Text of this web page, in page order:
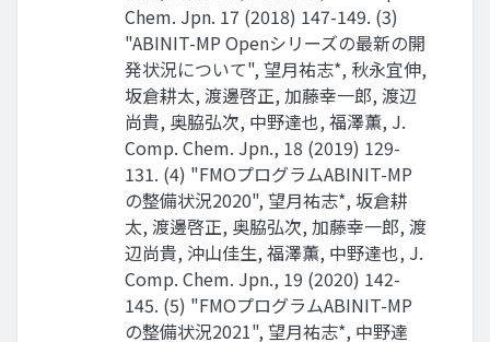
Chem. Jpn. 17 (2018) 147-149. (3)
"ABINIT-MP Openシリーズの最新の開
発状況について", 望月祐志*, 秋永宜伸,
坂倉耕太, 渡邊啓正, 加藤幸一郎, 渡辺
尚貴, 奥脇弘次, 中野達也, 福澤薫, J.
Comp. Chem. Jpn., 18 (2019) 129-
131. (4) "FMOプログラムABINIT-MP
の整備状況2020", 望月祐志*, 坂倉耕
太, 渡邊啓正, 奥脇弘次, 加藤幸一郎, 渡
辺尚貴, 沖山佳生, 福澤薫, 中野達也, J.
Comp. Chem. Jpn., 19 (2020) 142-
145. (5) "FMOプログラムABINIT-MP
の整備状況2021", 望月祐志*, 中野達